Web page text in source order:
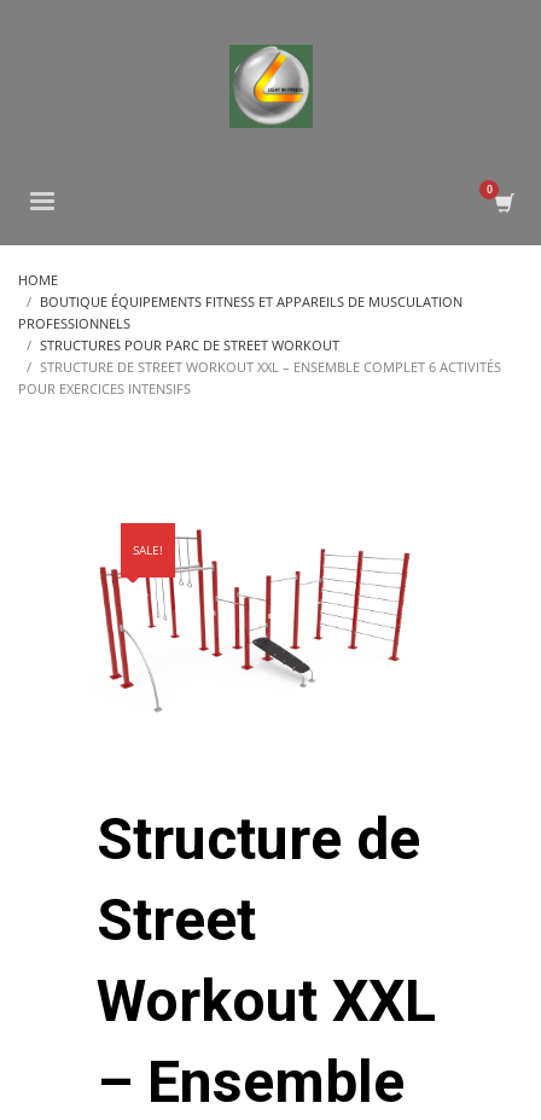
HOME
BOUTIQUE ÉQUIPEMENTS FITNESS ET APPAREILS DE MUSCULATION
PROFESSIONNELS
STRUCTURES POUR PARC DE STREET WORKOUT
STRUCTURE DE STREET WORKOUT XXL – ENSEMBLE COMPLET 6 ACTIVITÉS
POUR EXERCICES INTENSIFS
SALE!
Structure de
Street
Workout XXL
– Ensemble